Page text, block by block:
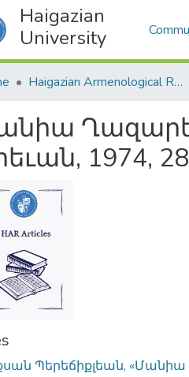
Haigazian
University
Haigazian Armenological Review
1974,
Պերեճիքլեան, «Մանիա